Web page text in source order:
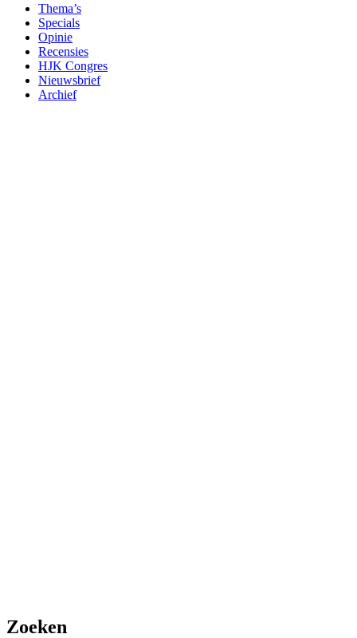
Thema’s
Specials
Opinie
Recensies
HJK Congres
Nieuwsbrief
Archief
Zoeken